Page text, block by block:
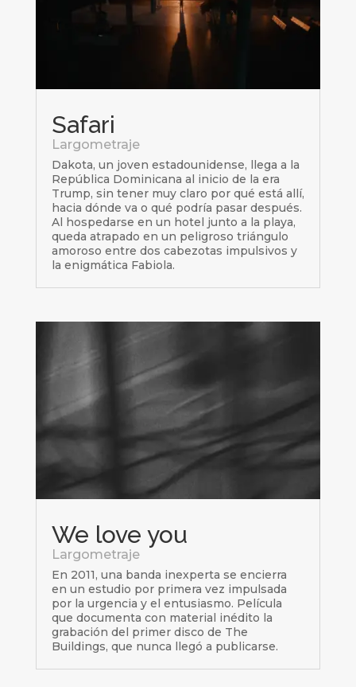
Safari
Largometraje
Dakota, un joven estadounidense, llega a la
República Dominicana al inicio de la era
Trump, sin tener muy claro por qué está allí,
hacia dónde va o qué podría pasar después.
Al hospedarse en un hotel junto a la playa,
queda atrapado en un peligroso triángulo
amoroso entre dos cabezotas impulsivos y
la enigmática Fabiola.
We love you
Largometraje
En 2011, una banda inexperta se encierra
en un estudio por primera vez impulsada
por la urgencia y el entusiasmo. Película
que documenta con material inédito la
grabación del primer disco de The
Buildings, que nunca llegó a publicarse.